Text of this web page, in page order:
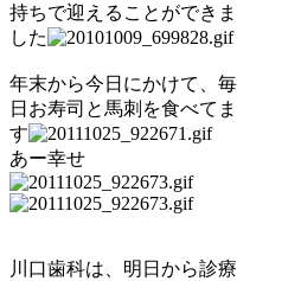
持ちで迎えることができま
した
年末から今日にかけて、毎
日お寿司と馬刺を食べてま
す
あー幸せ
川口歯科は、明日から診療